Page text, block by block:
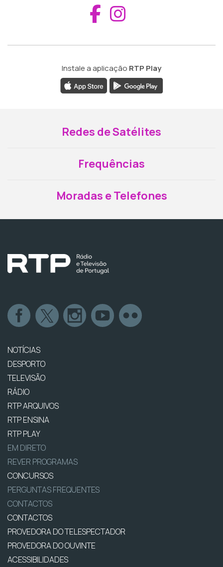
Aceder ao
Instale a aplicação RTP Play
Redes de Satélites
Frequências
Moradas e Telefones
NOTÍCIAS
DESPORTO
TELEVISÃO
RÁDIO
RTP ARQUIVOS
RTP ENSINA
RTP PLAY
EM DIRETO
REVER PROGRAMAS
CONCURSOS
PERGUNTAS FREQUENTES
CONTACTOS
CONTACTOS
PROVEDORA DO TELESPECTADOR
PROVEDORA DO OUVINTE
ACESSIBILIDADES